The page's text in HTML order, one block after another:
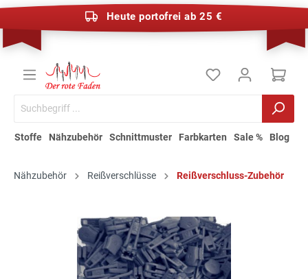
Heute portofrei ab 25 €
Stoffe Nähzubehör Schnittmuster Farbkarten Sale % Blog
Nähzubehör Reißverschlüsse Reißverschluss-Zubehör